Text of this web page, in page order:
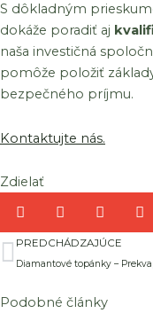
S dôkladným
dokáže poradiť aj
naša investičná
pomôže položiť
bezpečného príjmu.
Kontaktujte nás.
Zdielať
Prev
PREDCHÁDZAJÚCE
Podobné články